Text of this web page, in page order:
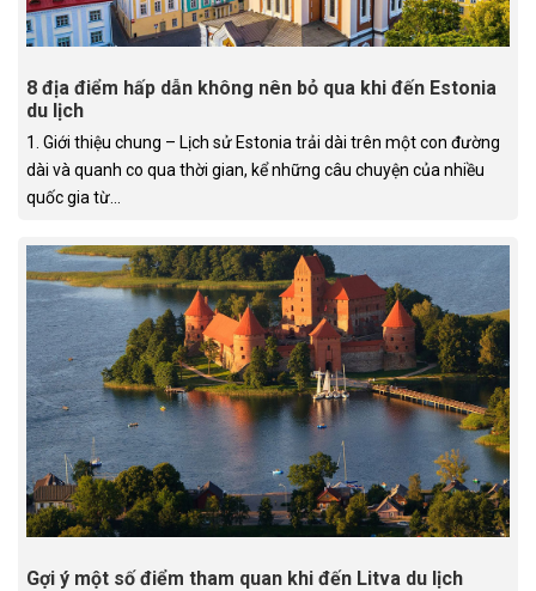
8 địa điểm hấp dẫn không nên bỏ qua khi đến Estonia
du lịch
1. Giới thiệu chung – Lịch sử Estonia trải dài trên một con đường
dài và quanh co qua thời gian, kể những câu chuyện của nhiều
quốc gia từ...
Gợi ý một số điểm tham quan khi đến Litva du lịch